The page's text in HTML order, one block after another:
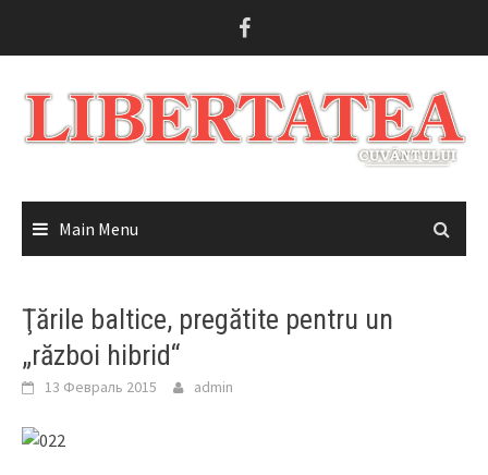
Main Menu
Ţările baltice, pregătite pentru un
„război hibrid“
13 Февраль 2015 admin